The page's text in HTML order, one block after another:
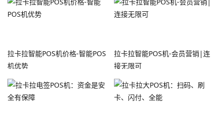
拉卡拉智能POS机价格-智能POS
机优势
拉卡拉智能POS机-会员营销|连
接无限可